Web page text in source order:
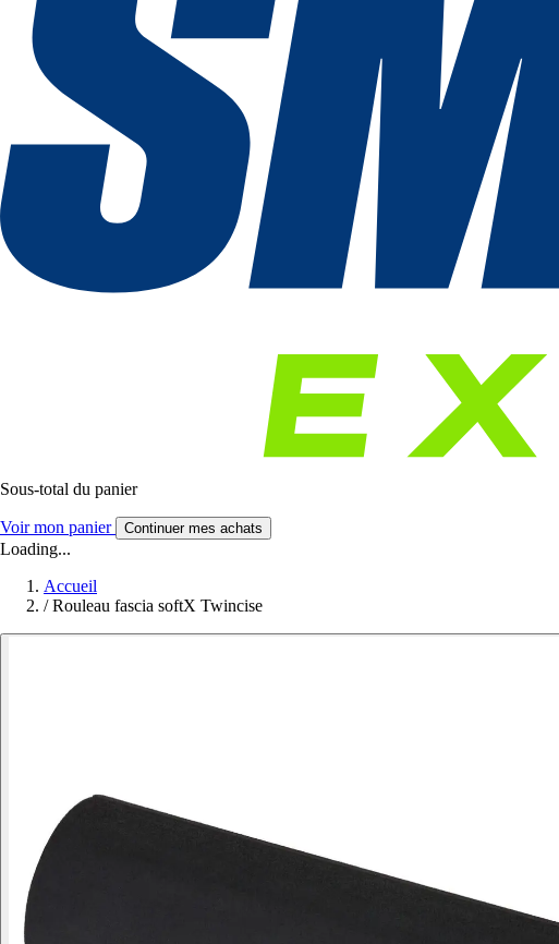
Sous-total du panier
Voir mon panier Continuer mes achats
Loading...
Accueil
/ Rouleau fascia softX Twincise